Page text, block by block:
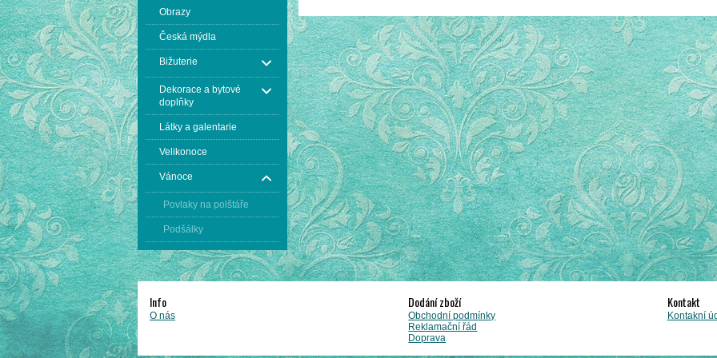
Obrazy
Česká mýdla
Bižuterie
Dekorace a bytové
doplňky
Látky a galentarie
Velikonoce
Vánoce
Povlaky na polštáře
Podšálky
Info
O nás
Dodání zboží
Obchodní podmínky
Reklamační řád
Doprava
Kontakt
Kontakní